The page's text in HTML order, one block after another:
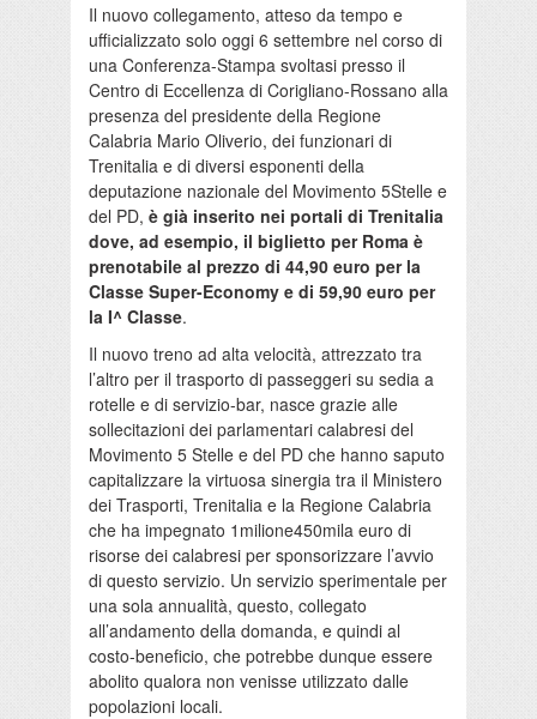
Il nuovo collegamento, atteso da tempo e
ufficializzato solo oggi 6 settembre nel corso di
una Conferenza-Stampa svoltasi presso il
Centro di Eccellenza di Corigliano-Rossano alla
presenza del presidente della Regione
Calabria Mario Oliverio, dei funzionari di
Trenitalia e di diversi esponenti della
deputazione nazionale del Movimento 5Stelle e
del PD, è già inserito nei portali di Trenitalia
dove, ad esempio, il biglietto per Roma è
prenotabile al prezzo di 44,90 euro per la
Classe Super-Economy e di 59,90 euro per
la I^ Classe.
Il nuovo treno ad alta velocità, attrezzato tra
l’altro per il trasporto di passeggeri su sedia a
rotelle e di servizio-bar, nasce grazie alle
sollecitazioni dei parlamentari calabresi del
Movimento 5 Stelle e del PD che hanno saputo
capitalizzare la virtuosa sinergia tra il Ministero
dei Trasporti, Trenitalia e la Regione Calabria
che ha impegnato 1milione450mila euro di
risorse dei calabresi per sponsorizzare l’avvio
di questo servizio. Un servizio sperimentale per
una sola annualità, questo, collegato
all’andamento della domanda, e quindi al
costo-beneficio, che potrebbe dunque essere
abolito qualora non venisse utilizzato dalle
popolazioni locali.